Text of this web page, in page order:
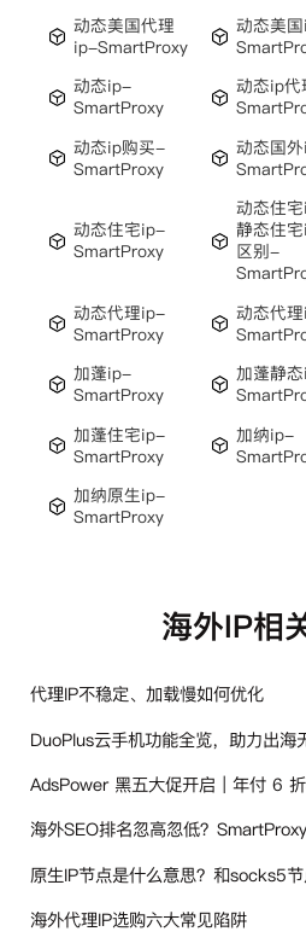
动态美国代理
ip-SmartProxy
动态美
动态ip-
SmartProxy
动态ip
动态ip购买-
SmartProxy
动态国
动态住宅ip-
SmartProxy
动态住
静态住
区别-
动态代理ip-
SmartProxy
动态代
加蓬ip-
SmartProxy
加蓬静
加蓬住宅ip-
SmartProxy
加纳ip-
加纳原生ip-
SmartProxy
海外IP相
代理IP不稳定、加载慢如何优化
海外代理IP选购六大常见陷阱